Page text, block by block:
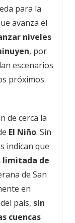
para la
avanza el
niveles
, por
escenarios
próximos
de cerca la
El Niño. Sin
indican que
limitada de
de San
en
país, sin
cuencas